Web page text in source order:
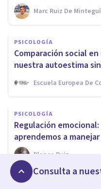
Marc Ruiz De
PSICOLOGÍA
Comparación social
nuestra autoestima
Escuela Europea De
PSICOLOGÍA
Regulación
aprendemos a
Blanca Ruiz
Consulta a